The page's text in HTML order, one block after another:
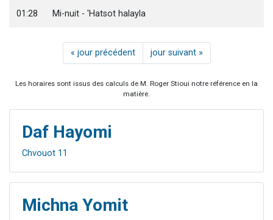
01:28 Mi-nuit - 'Hatsot halayla
« jour précédent jour suivant »
Les horaires sont issus des calculs de M. Roger Stioui notre référence en la
matière.
Daf Hayomi
Chvouot 11
Michna Yomit